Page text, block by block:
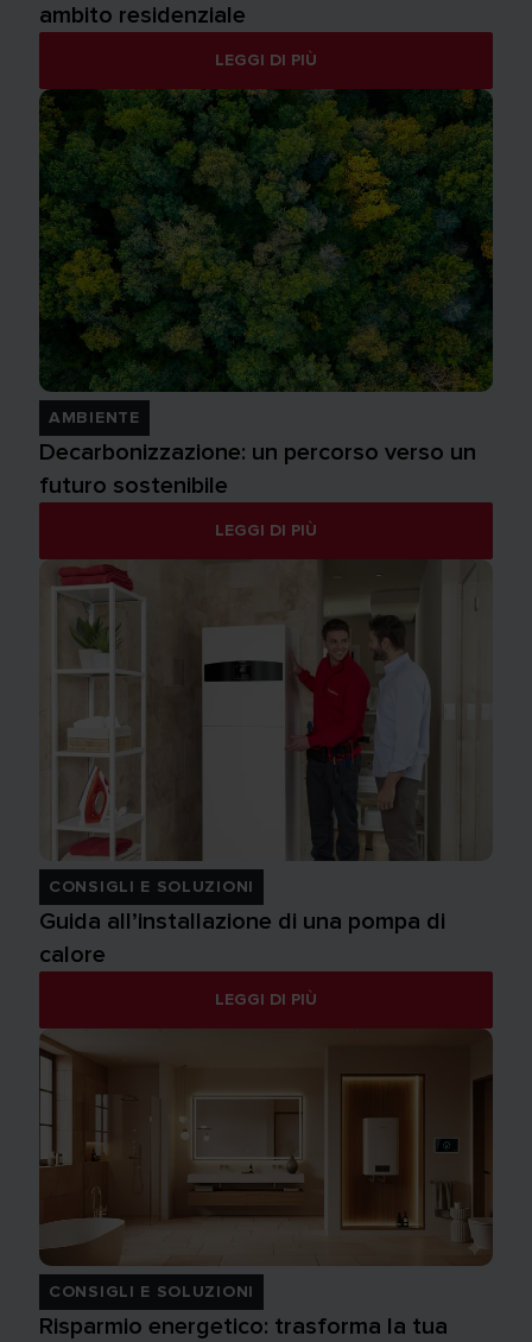
ambito residenziale
LEGGI DI PIÙ
AMBIENTE
Decarbonizzazione: un percorso verso un
futuro sostenibile
LEGGI DI PIÙ
CONSIGLI E SOLUZIONI
Guida all’installazione di una pompa di
calore
LEGGI DI PIÙ
CONSIGLI E SOLUZIONI
Risparmio energetico: trasforma la tua